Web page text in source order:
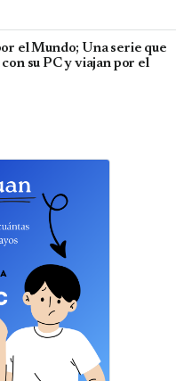
el Mundo; Una serie que
su PC y viajan por el